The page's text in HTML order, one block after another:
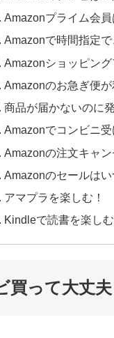
Amazonプライム会
Amazonで時間指定
Amazonショッピン
Amazonのお急ぎ便
商品が届かないのに
Amazonでコンビニ
Amazonの注文キャ
Amazonのセールは
アマプラを楽しむ！
Kindleで読書を楽し
買って大丈